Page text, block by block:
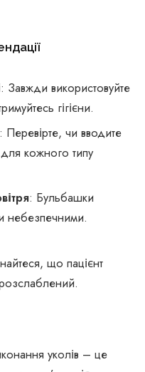
: Завжди використовуйте
гігієни.
: Перевірте, чи вводите
кожного типу
: Бульбашки
небезпечними.
що пацієнт
уколів – це